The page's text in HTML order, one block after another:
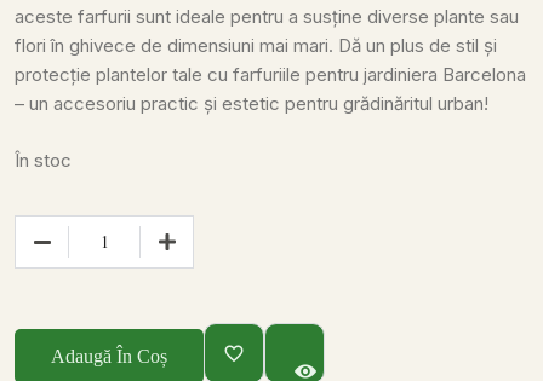
aceste farfurii sunt ideale pentru a susține diverse plante sau
flori în ghivece de dimensiuni mai mari. Dă un plus de stil și
protecție plantelor tale cu farfuriile pentru jardiniera Barcelona
– un accesoriu practic și estetic pentru grădinăritul urban!
În stoc
Adaugă În Coș